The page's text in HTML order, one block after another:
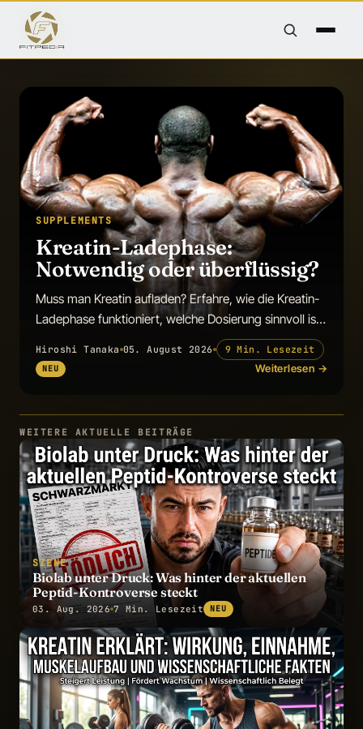
SUPPLEMENTS
Kreatin-Ladephase:
Notwendig oder überflüssig?
Muss man Kreatin aufladen? Erfahre, wie die Kreatin-
Ladephase funktioniert, welche Dosierung sinnvoll ist
und ob sie wirkliche Vorteile bietet.
Hiroshi Tanaka 05. August 2026 9 Min. Lesezeit
NEU Weiterlesen →
WEITERE AKTUELLE BEITRÄGE
SZENE
Biolab unter Druck: Was hinter der aktuellen
Peptid-Kontroverse steckt
03. Aug. 2026 7 Min. Lesezeit NEU